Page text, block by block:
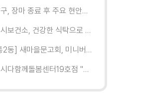
팔달구, 장마 종료 후 주요 현안지역 현장 점검 실시
수원시보건소, 건강한 식탁으로 어르신 건강 지킨다
[영통2동] 새마을문고회, 미니버스 수원행차 체험
수원시다함께돌봄센터19호점 "제 2회 협회장배 수원시에어로빅 힙합대회" K-POP 댄스부분 1등